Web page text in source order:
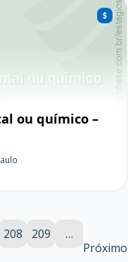
ou químico –
208 209
…
Próximo